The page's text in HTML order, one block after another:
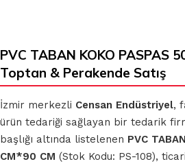
PVC TABAN KOKO PASPAS
Toptan & Perakende Satış
İzmir merkezli Censan Endüstriyel,
ürün tedariği sağlayan bir tedarik
başlığı altında listelenen PVC
CM*90 CM (Stok Kodu: PS-108),